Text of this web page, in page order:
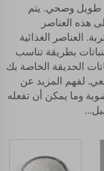
طويل وصحي. يتم
هذه العناصر
العناصر الغذائية
بطريقة تناسب
الحديقة الخاصة بك
لفهم المزيد عن
وما يمكن أن تفعله